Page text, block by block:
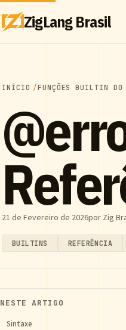
ZigLang Brasil
INÍCIO FUNÇÕES BUILTIN DO
21 de Fevereiro de 2026por Zig
BUILTINS REFERÊNCIA
NESTE ARTIGO
Sintaxe